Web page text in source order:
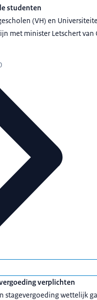
studenten
(VH) en
met minister Letschert van
verplichten
stagevergoeding wettelijk